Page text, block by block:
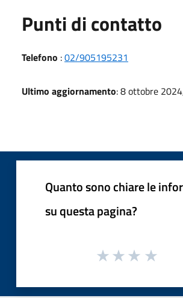
Punti di contatto
Telefono :02/905195231
Ultimo aggiornamento: 8 ottobre
Quanto sono chiare le
su questa pagina?